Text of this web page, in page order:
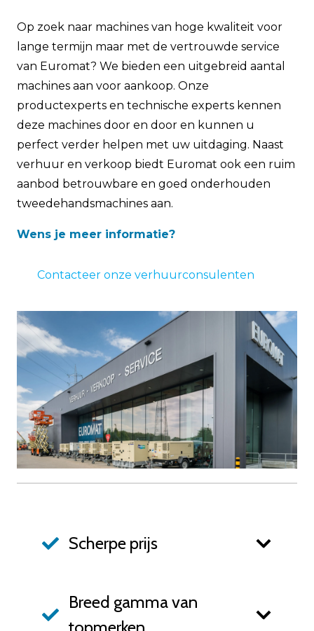
Op zoek naar machines van hoge kwaliteit voor
lange termijn maar met de vertrouwde service
van Euromat? We bieden een uitgebreid aantal
machines aan voor aankoop. Onze
productexperts en technische experts kennen
deze machines door en door en kunnen u
perfect verder helpen met uw uitdaging. Naast
verhuur en verkoop biedt Euromat ook een ruim
aanbod betrouwbare en goed onderhouden
tweedehandsmachines aan.
Wens je meer informatie?
Contacteer onze verhuurconsulenten
Scherpe prijs
Breed gamma van